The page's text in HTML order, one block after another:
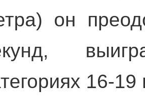
он
16-